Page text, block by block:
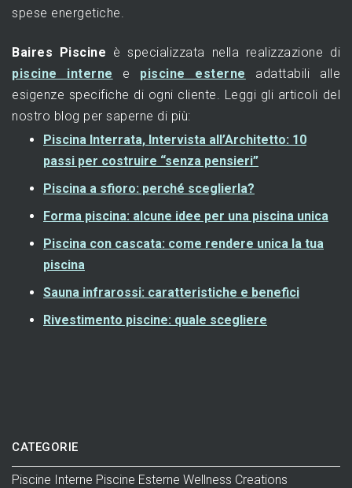
spese energetiche.
Baires Piscine è specializzata nella realizzazione di
piscine interne e piscine esterne adattabili alle
esigenze specifiche di ogni cliente. Leggi gli articoli del
nostro blog per saperne di più:
Piscina Interrata, Intervista all’Architetto: 10
passi per costruire “senza pensieri”
Piscina a sfioro: perché sceglierla?
Forma piscina: alcune idee per una piscina unica
Piscina con cascata: come rendere unica la tua
piscina
Sauna infrarossi: caratteristiche e benefici
Rivestimento piscine: quale scegliere
CATEGORIE
Piscine Interne Piscine Esterne Wellness Creations